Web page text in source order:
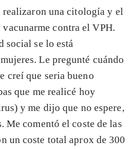
una citología y el
contra el VPH.
social se lo está
Le pregunté cuándo
creí que seria bueno
que me realicé hoy
y me dijo que no espere,
Me comentó el coste de las
un coste total aprox de 300